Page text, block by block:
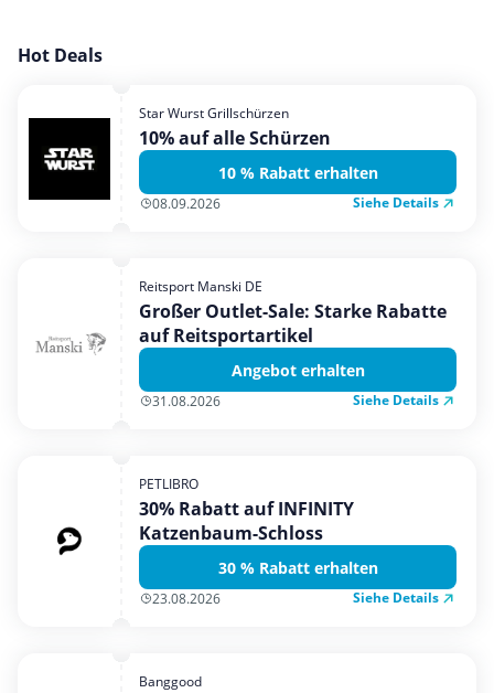
Garten, Haushalt & Tiere
Mobilfunk & Internet
Mode & Accessoires
Shopping
Urlaub & Reise
Hot Deals
Star Wurst Grillschürzen
10% auf alle Schürzen
10 % Rabatt erhalten
08.09.2026 Siehe Details
Reitsport Manski DE
Großer Outlet-Sale: Starke Rabatte
auf Reitsportartikel
Angebot erhalten
31.08.2026 Siehe Details
PETLIBRO
30% Rabatt auf INFINITY
Katzenbaum-Schloss
30 % Rabatt erhalten
23.08.2026 Siehe Details
Banggood